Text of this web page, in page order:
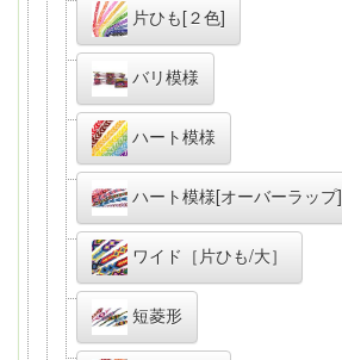
片ひも[２色]
バリ模様
ハート模様
ハート模様[オーバーラップ]
ワイド［片ひも/大］
短菱形